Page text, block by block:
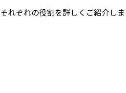
それぞれの役割を詳しくご紹介しま